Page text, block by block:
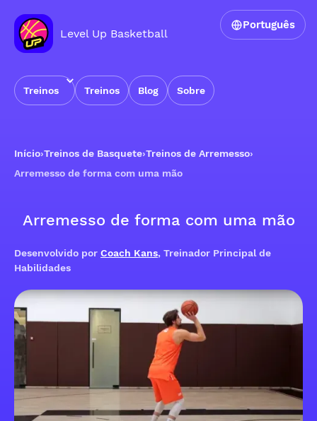
Level Up Basketball
Treinos Treinos Blog Sobre
Português
Início›Treinos de Basquete›Treinos de Arremesso›
Arremesso de forma com uma mão
Arremesso de forma com uma mão
Desenvolvido por Coach Kans, Treinador Principal de
Habilidades